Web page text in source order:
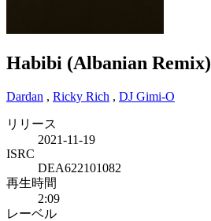
Habibi (Albanian Remix)
Dardan , Ricky Rich , DJ Gimi-O
リリース
2021-11-19
ISRC
DEA622101082
再生時間
2:09
レーベル